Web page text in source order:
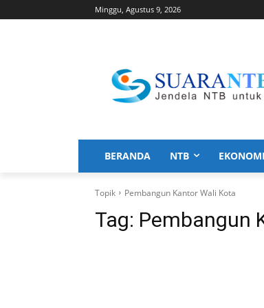
Minggu, Agustus 9, 2026
BERANDA NTB EKONOMI
Topik Pembangun Kantor Wali Kota
Tag: Pembangun